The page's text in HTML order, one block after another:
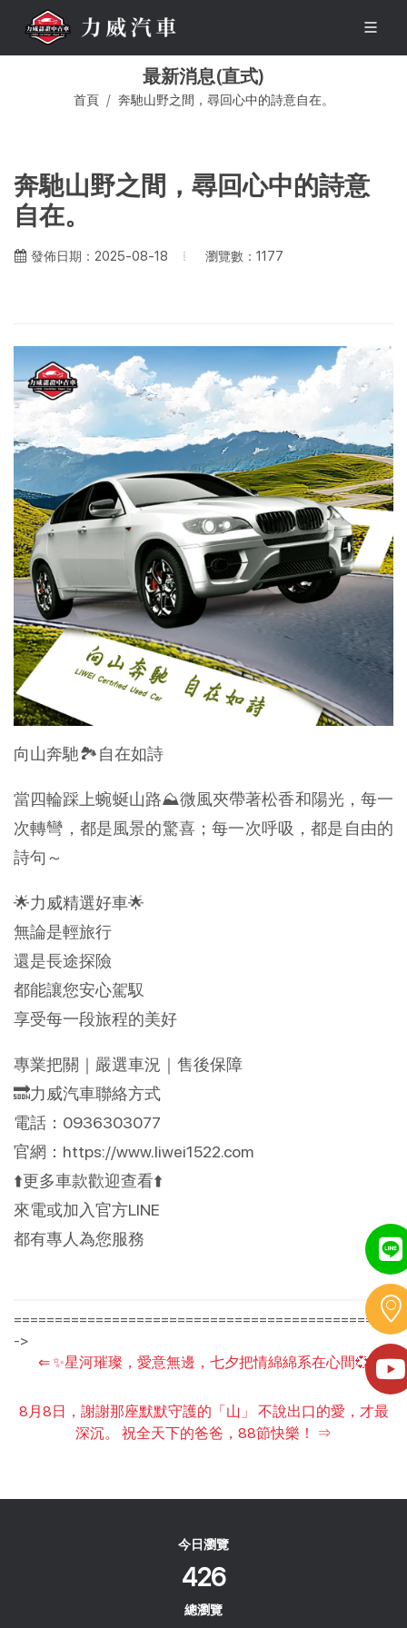
最新消息(直式)
首頁 奔馳山野之間，尋回心中的詩意自在。
奔馳山野之間，尋回心中的詩意
自在。
發佈日期：2025-08-18 瀏覽數：1177
向山奔馳🏞自在如詩
當四輪踩上蜿蜒山路⛰️微風夾帶著松香和陽光，每一
次轉彎，都是風景的驚喜；每一次呼吸，都是自由的
詩句～
🌟力威精選好車🌟
無論是輕旅行
還是長途探險
都能讓您安心駕馭
享受每一段旅程的美好
專業把關｜嚴選車況｜售後保障
🔜力威汽車聯絡方式
電話：0936303077
官網：https://www.liwei1522.com
⬆️更多車款歡迎查看⬆️
來電或加入官方LINE
都有專人為您服務
============================================= -
->
⇐✨星河璀璨，愛意無邊，七夕把情綿綿系在心間💞
8月8日，謝謝那座默默守護的「山」 不說出口的愛，才最
深沉。 祝全天下的爸爸，88節快樂！
⇒
今日瀏覽
426
總瀏覽